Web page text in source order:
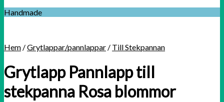
Handmade
Hem /Grytlappar/pannlappar / Till Stekpannan
Grytlapp Pannlapp till
stekpanna Rosa blommor